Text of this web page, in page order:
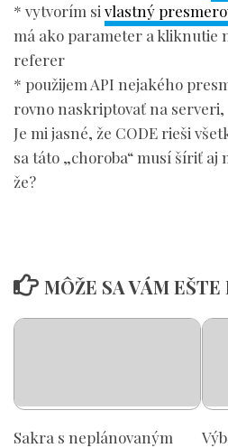
* vytvorím si vlastný
má ako parameter a kliknutie
referer
* použijem API nejakého
rovno naskriptovať na serveri,
Je mi jasné, že CODE rieši
sa táto „choroba“ musí šíriť aj
že?
MÔŽE SA VÁM EŠTE
Sakra s neplánovaným